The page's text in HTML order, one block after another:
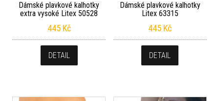
Dámské plavkové kalhotky
extra vysoké Litex 50528
445 Kč
DETAIL
Dámské plavkové kalhotky
Litex 63315
445 Kč
DETAIL